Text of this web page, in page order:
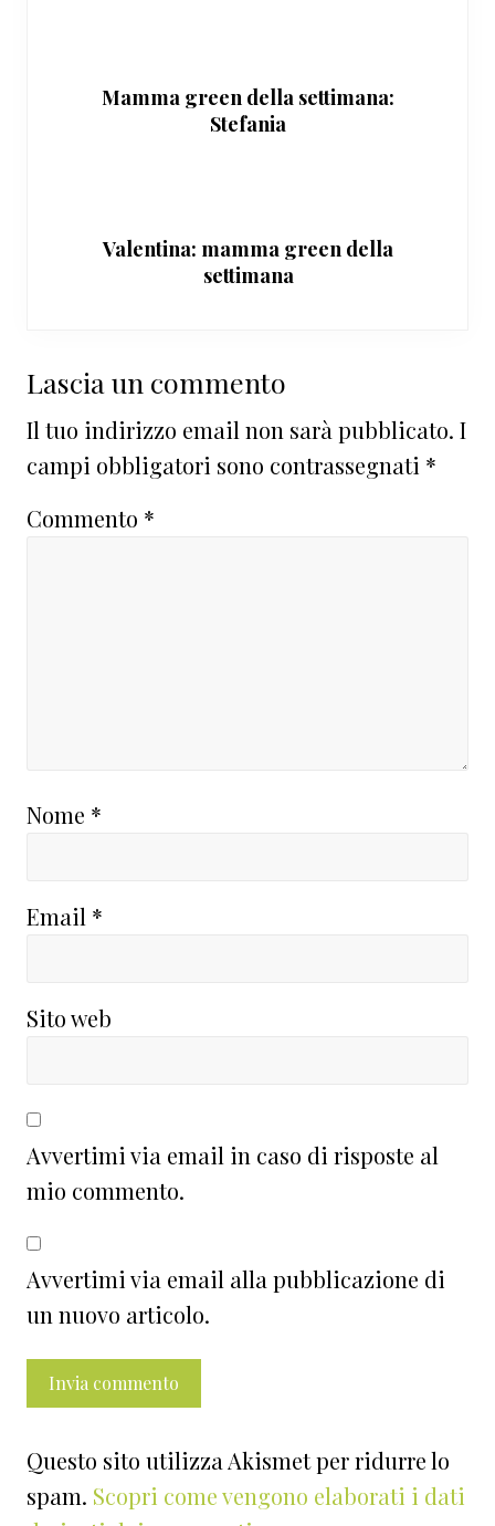
Mamma green della settimana:
Stefania
Valentina: mamma green della
settimana
Interazioni
del
lettore
Lascia un commento
Il tuo indirizzo email non sarà pubblicato. I
campi obbligatori sono contrassegnati *
Commento *
Nome *
Email *
Sito web
Avvertimi via email in caso di risposte al
mio commento.
Avvertimi via email alla pubblicazione di
un nuovo articolo.
Questo sito utilizza Akismet per ridurre lo
spam. Scopri come vengono elaborati i dati